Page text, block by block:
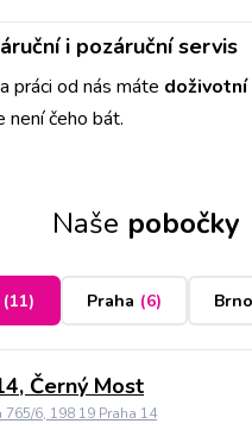
i pozáruční servis
práci od nás máte doživotní
není čeho bát.
Naše pobočky
(11) Praha (6) Brno
Černý Most
765/6, 198 19 Praha 14